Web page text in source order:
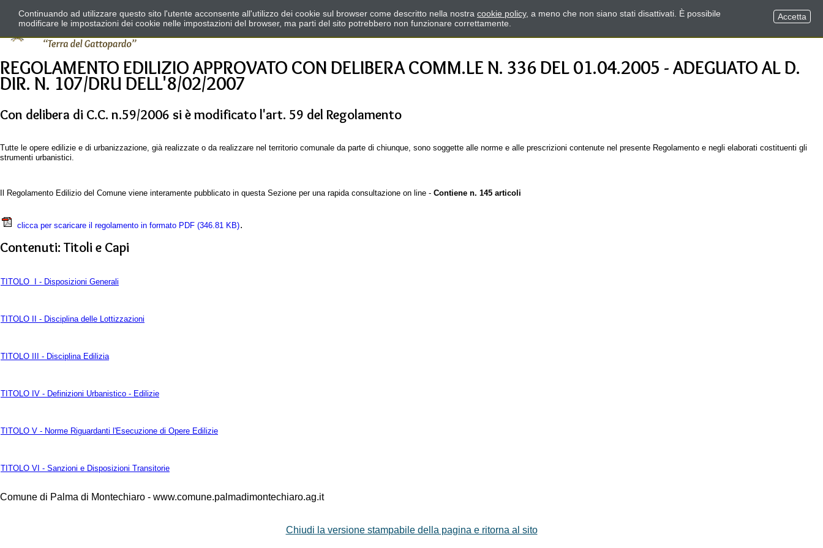
REGOLAMENTO EDILIZIO APPROVATO CON DELIBERA COMM.LE N. 336 DEL 01.04.2005 - ADEGUATO AL D.
DIR. N. 107/DRU DELL'8/02/2007
Con delibera di C.C. n.59/2006 si è modificato l'art. 59 del Regolamento
Tutte le opere edilizie e di urbanizzazione, già realizzate o da realizzare nel territorio comunale da parte di chiunque, sono soggette alle norme e alle prescrizioni contenute nel presente Regolamento e negli elaborati costituenti gli
strumenti urbanistici.
Il Regolamento Edilizio del Comune viene interamente pubblicato in questa Sezione per una rapida consultazione on line - Contiene n. 145 articoli
clicca per scaricare il regolamento in formato PDF (346.81 KB).
Contenuti: Titoli e Capi
TITOLO I - Disposizioni Generali
TITOLO II - Disciplina delle Lottizzazioni
TITOLO III - Disciplina Edilizia
TITOLO IV - Definizioni Urbanistico - Edilizie
TITOLO V - Norme Riguardanti l'Esecuzione di Opere Edilizie
TITOLO VI - Sanzioni e Disposizioni Transitorie
Comune di Palma di Montechiaro - www.comune.palmadimontechiaro.ag.it
Chiudi la versione stampabile della pagina e ritorna al sito
Continuando ad utilizzare questo sito l'utente acconsente all'utilizzo dei cookie sul browser come descritto nella nostra cookie policy, a meno che non siano stati disattivati. È possibile
modificare le impostazioni dei cookie nelle impostazioni del browser, ma parti del sito potrebbero non funzionare correttamente.
Accetta